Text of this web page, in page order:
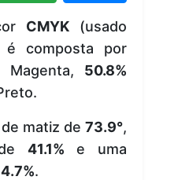
CMYK(usado
é composta por
Magenta, 50.8%
matiz de 73.9°,
41.1% e uma
.